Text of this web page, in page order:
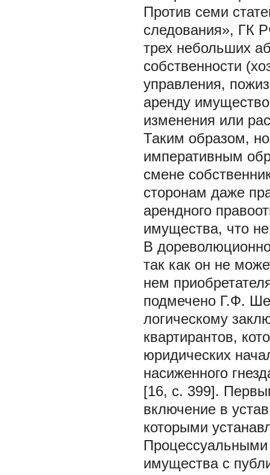
Против семи
следования», ГК
трех небольших
собственности
управления,
аренду
изменения или
Таким образом,
императивным
смене
сторонам даже
арендного
имущества, что
В
так как он не
нем
подмечено Г.Ф.
логическому
квартирантов,
юридических
насиженного
[16, c. 399].
включение в
которыми
имущества с